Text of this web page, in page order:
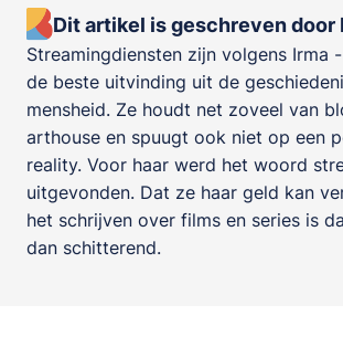
Dit artikel is geschreven door
Streamingdiensten zijn volgens Irma
de beste uitvinding uit de
mensheid. Ze houdt net zoveel van
arthouse en spuugt ook niet op een
reality. Voor haar werd het woord
uitgevonden. Dat ze haar geld kan
het schrijven over films en series is
dan schitterend.